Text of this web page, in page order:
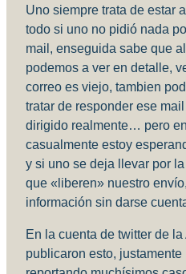
Uno siempre trata de estar
todo si uno no pidió nada
mail, enseguida sabe que
podemos a ver en detalle,
correo es viejo, tambien
tratar de responder ese
dirigido realmente… pero
casualmente estoy
y si uno se deja llevar por
que «liberen» nuestro
información sin darse
En la cuenta de twitter de
publicaron esto,